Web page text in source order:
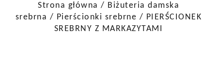
Strona główna / Biżuteria damska
srebrna / Pierścionki srebrne / PIERŚCIONEK
SREBRNY Z MARKAZYTAMI